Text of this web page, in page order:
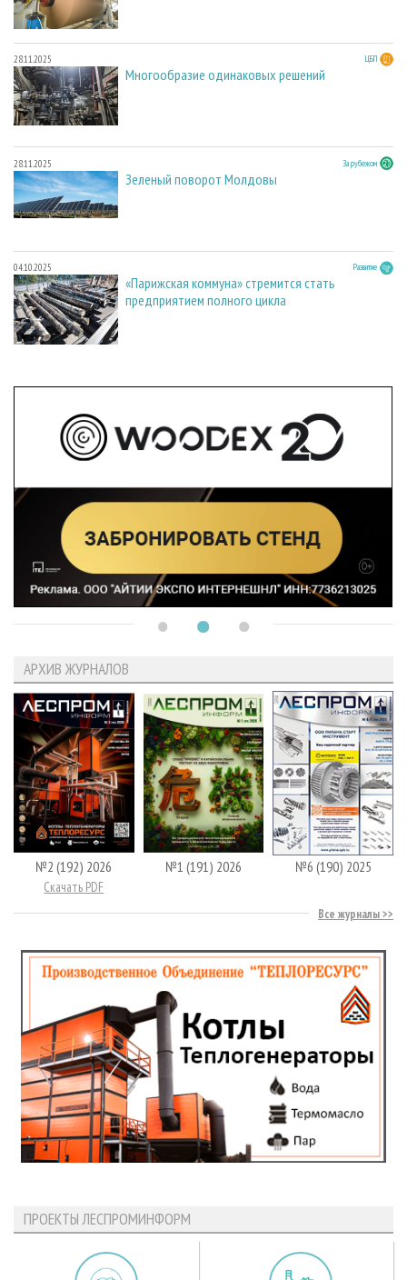
28.11.2025 ЦБП
Многообразие одинаковых решений
28.11.2025 За рубежом
Зеленый поворот Молдовы
04.10.2025 Развитие
«Парижская коммуна» стремится стать
предприятием полного цикла
АРХИВ ЖУРНАЛОВ
№2 (192) 2026
Скачать PDF
№1 (191) 2026 №6 (190) 2025
Все журналы
ПРОЕКТЫ ЛЕСПРОМИНФОРМ